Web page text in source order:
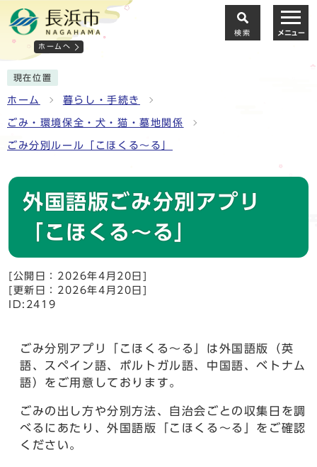
ホームへ
検索 メニュー
現在位置
ホーム 暮らし・手続き
ごみ・環境保全・犬・猫・墓地関係
ごみ分別ルール「こほくる～る」
外国語版ごみ分別アプリ
「こほくる～る」
[公開日：2026年4月20日]
[更新日：2026年4月20日]
ID:2419
ごみ分別アプリ「こほくる～る」は外国語版（英
語、スペイン語、ポルトガル語、中国語、ベトナム
語）をご用意しております。
ごみの出し方や分別方法、自治会ごとの収集日を調
べるにあたり、外国語版「こほくる～る」をご確認
ください。